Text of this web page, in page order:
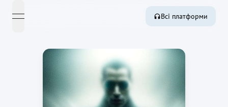
open navigation menu
Всі платформи